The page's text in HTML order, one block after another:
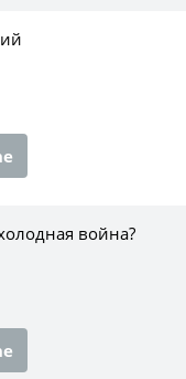
война?